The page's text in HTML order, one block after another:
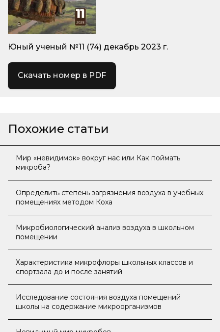
Юный ученый №11 (74) декабрь 2023 г.
Скачать номер в PDF
Похожие статьи
Мир «невидимок» вокруг нас или Как поймать
микроба?
Определить степень загрязнения воздуха в учебных
помещениях методом Коха
Микробиологический анализ воздуха в школьном
помещении
Характеристика микрофлоры школьных классов и
спортзала до и после занятий
Исследование состояния воздуха помещений
школы на содержание микроорганизмов